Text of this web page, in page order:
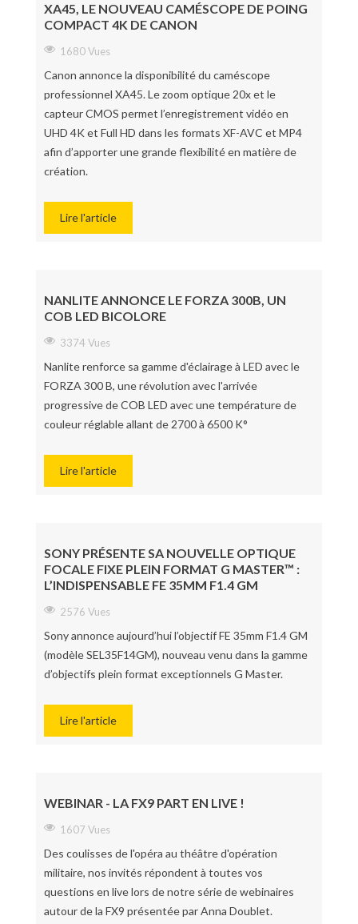
XA45, LE NOUVEAU CAMÉSCOPE DE POING
COMPACT 4K DE CANON
1680 Vues
Canon annonce la disponibilité du caméscope
professionnel XA45. Le zoom optique 20x et le
capteur CMOS permet l’enregistrement vidéo en
UHD 4K et Full HD dans les formats XF-AVC et MP4
afin d’apporter une grande flexibilité en matière de
création.
Lire l'article
NANLITE ANNONCE LE FORZA 300B, UN
COB LED BICOLORE
3374 Vues
Nanlite renforce sa gamme d'éclairage à LED avec le
FORZA 300 B, une révolution avec l'arrivée
progressive de COB LED avec une température de
couleur réglable allant de 2700 à 6500 K°
Lire l'article
SONY PRÉSENTE SA NOUVELLE OPTIQUE
FOCALE FIXE PLEIN FORMAT G MASTER™ :
L’INDISPENSABLE FE 35MM F1.4 GM
2576 Vues
Sony annonce aujourd’hui l’objectif FE 35mm F1.4 GM
(modèle SEL35F14GM), nouveau venu dans la gamme
d’objectifs plein format exceptionnels G Master.
Lire l'article
WEBINAR - LA FX9 PART EN LIVE !
1607 Vues
Des coulisses de l'opéra au théâtre d'opération
militaire, nos invités répondent à toutes vos
questions en live lors de notre série de webinaires
autour de la FX9 présentée par Anna Doublet.